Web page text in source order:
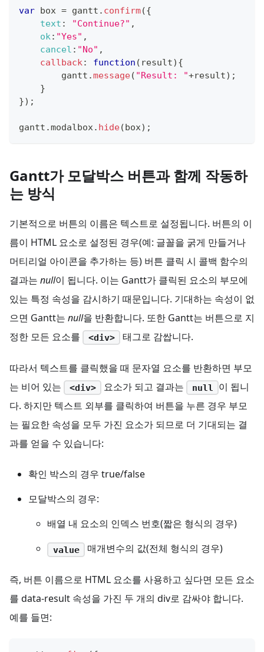
var box = gantt . confirm({
text : "Continue?" ,
ok: "Yes" ,
cancel : "No" ,
callback: function ( result) {
        gantt
.message( "Result: "+result) ;
}
}) ;
gantt .modalbox. hide(box) ;
Gantt가 모달박스 버튼과 함께 작동하
는 방식
기본적으로 버튼의 이름은 텍스트로 설정됩니다. 버튼의 이
름이 HTML 요소로 설정된 경우(예: 글꼴을 굵게 만들거나
머티리얼 아이콘을 추가하는 등) 버튼 클릭 시 콜백 함수의
결과는 null이 됩니다. 이는 Gantt가 클릭된 요소의 부모에
있는 특정 속성을 감시하기 때문입니다. 기대하는 속성이 없
으면 Gantt는 null을 반환합니다. 또한 Gantt는 버튼으로 지
정한 모든 요소를
<div> 태그로 감쌉니다.
따라서 텍스트를 클릭했을 때 문자열 요소를 반환하면 부모
는 비어 있는
<div> 요소가 되고 결과는 null
이 됩니
다. 하지만 텍스트 외부를 클릭하여 버튼을 누른 경우 부모
는 필요한 속성을 모두 가진 요소가 되므로 더 기대되는 결
과를 얻을 수 있습니다:
확인 박스의 경우 true/false
모달박스의 경우:
배열 내 요소의 인덱스 번호(짧은 형식의 경우)
value 매개변수의 값(전체 형식의 경우)
즉, 버튼 이름으로 HTML 요소를 사용하고 싶다면 모든 요소
를 data-result 속성을 가진 두 개의 div로 감싸야 합니다.
예를 들면: